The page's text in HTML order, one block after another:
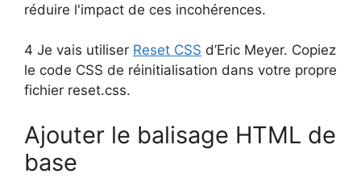
réduire l'impact de ces incohérences.
4 Je vais utiliser Reset CSS d’Eric Meyer. Copiez
le code CSS de réinitialisation dans votre propre
fichier reset.css.
Ajouter le balisage HTML de
base